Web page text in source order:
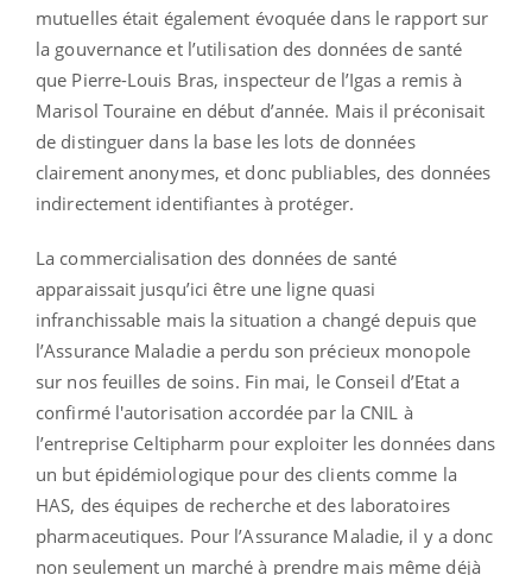
mutuelles était également évoquée dans le rapport sur
la gouvernance et l’utilisation des données de santé
que Pierre-Louis Bras, inspecteur de l’Igas a remis à
Marisol Touraine en début d’année. Mais il préconisait
de distinguer dans la base les lots de données
clairement anonymes, et donc publiables, des données
indirectement identifiantes à protéger.
La commercialisation des données de santé
apparaissait jusqu’ici être une ligne quasi
infranchissable mais la situation a changé depuis que
l’Assurance Maladie a perdu son précieux monopole
sur nos feuilles de soins. Fin mai, le Conseil d’Etat a
confirmé l'autorisation accordée par la CNIL à
l’entreprise Celtipharm pour exploiter les données dans
un but épidémiologique pour des clients comme la
HAS, des équipes de recherche et des laboratoires
pharmaceutiques. Pour l’Assurance Maladie, il y a donc
non seulement un marché à prendre mais même déjà